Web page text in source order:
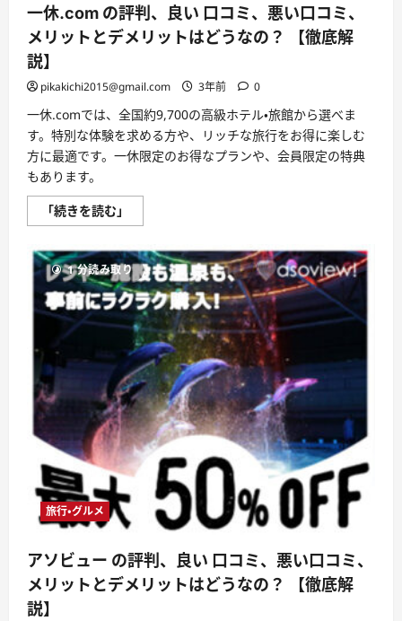
ト!!
【徹
底
つ
て
さ
ら
に
読
一休.com の評判、良い 口コミ、悪い口コミ、
メリットとデメリットはどうなの？ 【徹底解
説】
pikakichi2015@gmail.com 3年前 0
一休.comでは、全国約9,700の高級ホテル・旅館から選べま
す。特別な体験を求める方や、リッチな旅行をお得に楽しむ
方に最適です。一休限定のお得なプランや、会員限定の特典
もあります。
「続きを読む」
休.com
評
判、
良
い
口
コ
ミ、
悪
い
口
コ
ミ、
メ
リ
ッ
ト
と
デ
メ
ッ
は
う
な
の？
【徹
1 分読み取り
旅行・グルメ
アソビュー の評判、良い 口コミ、悪い口コミ、
メリットとデメリットはどうなの？ 【徹底解
説】